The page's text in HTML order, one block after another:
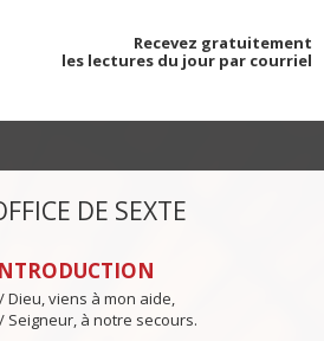
Recevez gratuitement
les lectures du jour par courriel
DE SEXTE
Dieu, viens à mon aide,
Seigneur, à notre secours.